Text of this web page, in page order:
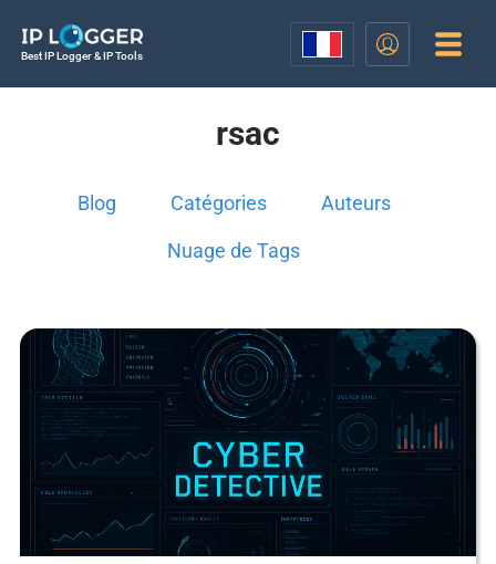
Best IP Logger & IP Tools
rsac
Blog Catégories Auteurs
Nuage de Tags